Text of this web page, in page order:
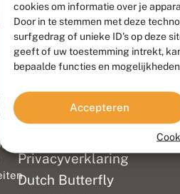
cookies om informatie over je
Door in te stemmen met deze
surfgedrag of unieke ID's op deze
geeft of uw toestemming intrekt,
bepaalde functies en mogelijkheden.
Accepteren
Colofon
Disclaimer
Privacyverklaring
Dutch Butterfly
ontwikkeld door Go2People,